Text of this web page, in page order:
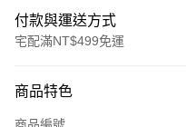
付款與運送方式
宅配滿NT$499免運
信用卡一次付款
商品特色